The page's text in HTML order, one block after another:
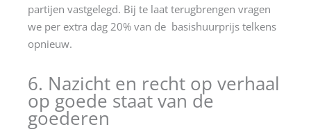
partijen vastgelegd. Bij te laat terugbrengen vragen
we per extra dag 20% van de basishuurprijs telkens
opnieuw.
6. Nazicht en recht op verhaal
op goede staat van de
goederen